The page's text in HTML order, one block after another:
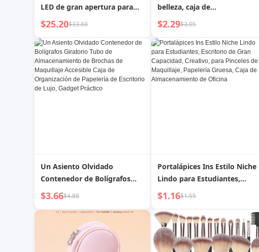
LED de gran apertura para
escritorio con luz inteligente
de alta definición para el
hogar, luz de relleno para
maquillaje de belleza
$25.20$33.60
belleza, caja de
almacenamiento de polvos,
toallitas faciales, cepillo de
maquillaje a prueba de
polvo, caja separada para
lápiz de cejas
$2.29$3.05
Un Asiento Olvidado
Contenedor de Bolígrafos
Giratorio Tubo de
Almacenamiento de Brochas
de Maquillaje Accesible Caja
de Organización de Papelería
de Escritorio de Lujo, Gadget
$3.66$4.88
Portalápices Ins Estilo Niche
Lindo para Estudiantes,
Escritorio de Gran Capacidad,
Creativo, para Pinceles de
Maquillaje, Papelería Gruesa,
Caja de Almacenamiento de
Oficina
$1.16$1.55